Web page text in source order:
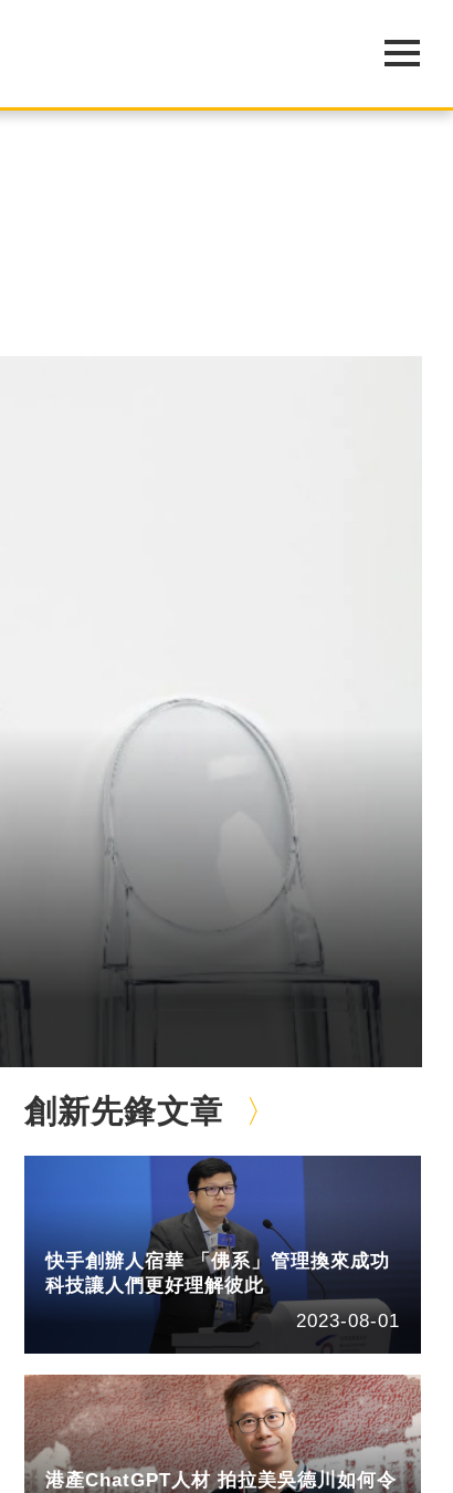
創新先鋒文章
快手創辦人宿華 「佛系」管理換來成功
科技讓人們更好理解彼此
2023-08-01
港產ChatGPT人材 拍拉美吳德川如何令